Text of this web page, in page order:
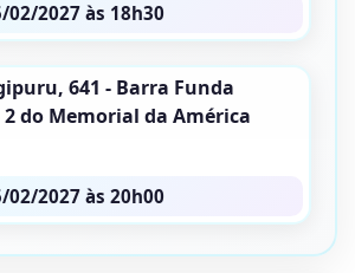
02/2027 às 18h30
641 - Barra Funda
do Memorial da América
02/2027 às 20h00